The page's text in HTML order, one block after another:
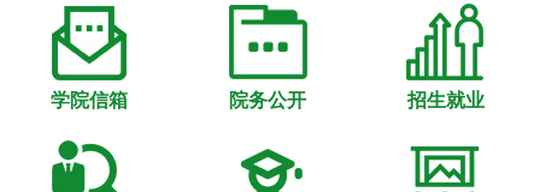
学院信箱 院务公开 招生就业